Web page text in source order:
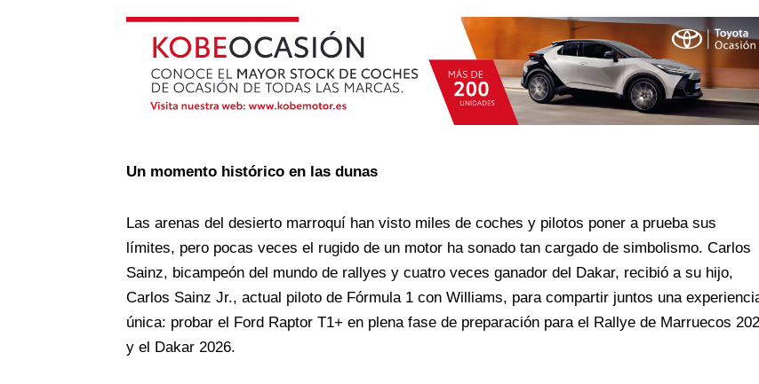
Un momento histórico en las dunas
Las arenas del desierto marroquí han visto miles de coches y pilotos poner a prueba sus
límites, pero pocas veces el rugido de un motor ha sonado tan cargado de simbolismo. Carlos
Sainz, bicampeón del mundo de rallyes y cuatro veces ganador del Dakar, recibió a su hijo,
Carlos Sainz Jr., actual piloto de Fórmula 1 con Williams, para compartir juntos una
única: probar el Ford Raptor T1+ en plena fase de preparación para el Rallye de Marruecos
y el Dakar 2026.